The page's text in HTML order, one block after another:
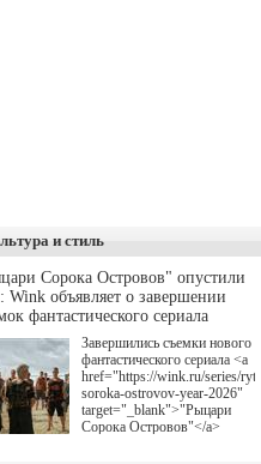
и стиль
Сорока Островов" опустили
Wink объявляет о завершении
фантастического сериала
Завершились съемки нового
фантастического сериала <a
href="https://wink.ru/series/
soroka-ostrovov-year-2026"
target="_blank">"Рыцари
Сорока Островов"</a>